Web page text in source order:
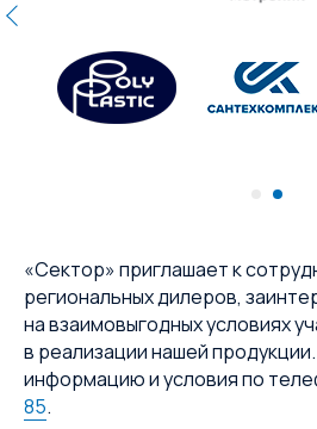
«Сектор» приглашает к
региональных дилеров,
на взаимовыгодных условиях
в реализации нашей
информацию и условия по
85.